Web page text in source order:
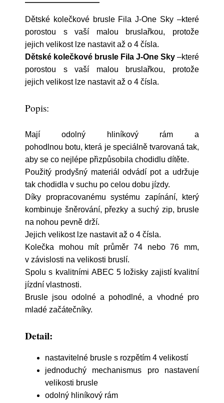
Dětské kolečkové brusle Fila J-One Sky –které
porostou s vaší malou bruslařkou, protože
jejich velikost lze nastavit až o 4 čísla.
Dětské kolečkové brusle Fila J-One Sky –které
porostou s vaší malou bruslařkou, protože
jejich velikost lze nastavit až o 4 čísla.
Popis:
Mají odolný hliníkový rám
a
pohodlnou botu, která je speciálně tvarovaná tak,
aby se co nejlépe přizpůsobila chodidlu dítěte.
Použitý prodyšný materiál odvádí pot a udržuje
tak chodidla v suchu po celou dobu jízdy.
Díky propracovanému systému zapínání, který
kombinuje šněrování, přezky a suchý zip, brusle
na nohou pevně drží.
Jejich velikost lze nastavit až o 4 čísla.
Kolečka mohou mít průměr 74 nebo 76 mm,
v závislosti na velikosti bruslí.
Spolu s kvalitními ABEC 5 ložisky zajistí kvalitní
jízdní vlastnosti.
Brusle jsou odolné a pohodlné, a vhodné pro
mladé začátečníky.
Detail:
nastavitelné brusle s rozpětím 4 velikostí
jednoduchý mechanismus pro nastavení
velikosti brusle
odolný hliníkový rám